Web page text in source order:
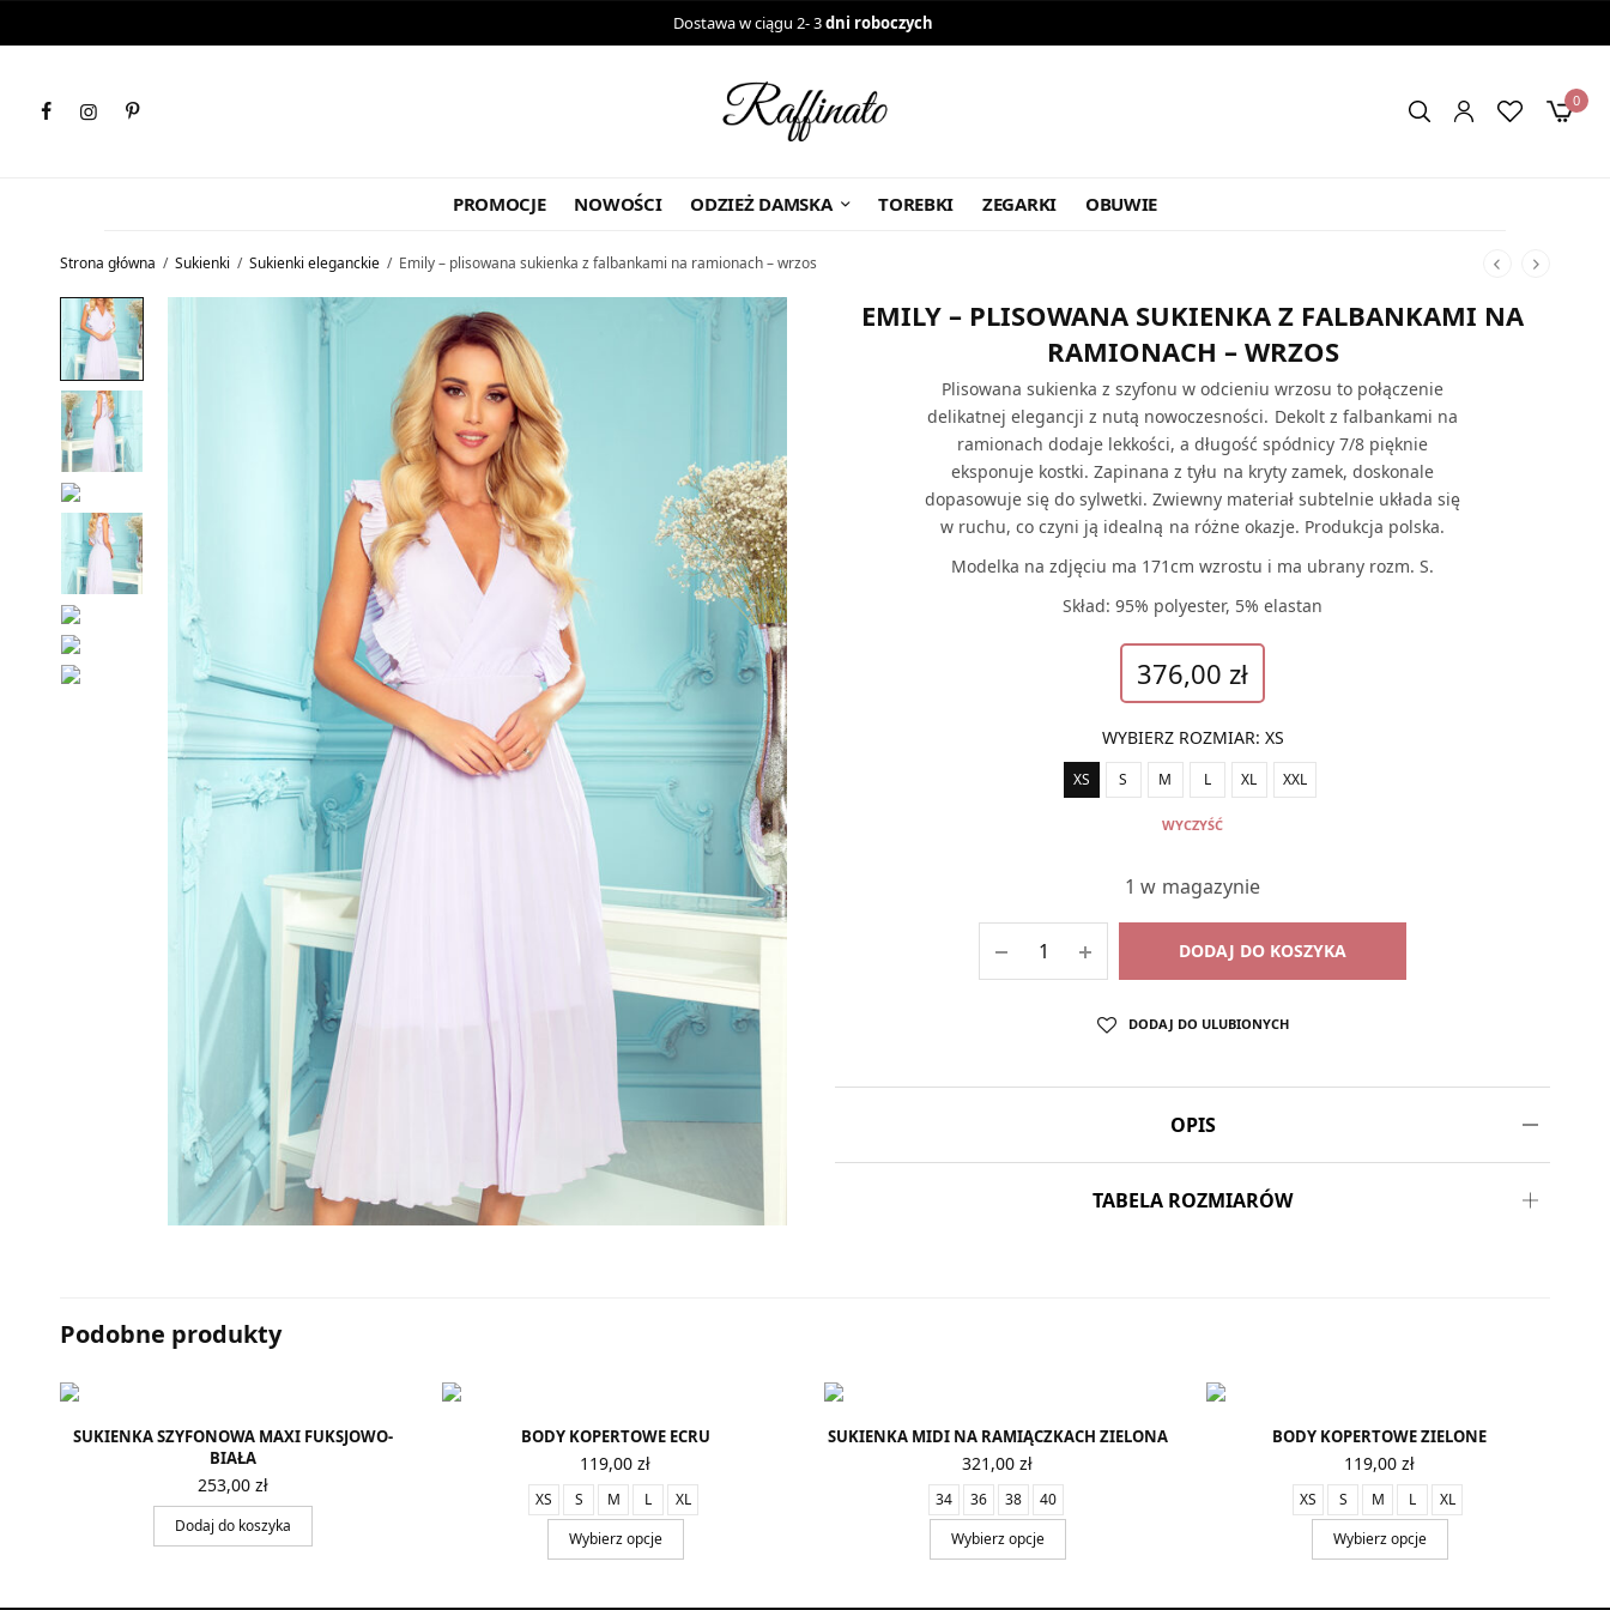
Dostawa w ciągu 2- 3dni roboczych
0
PROMOCJE NOWOŚCI ODZIEŻ DAMSKA TOREBKI ZEGARKI OBUWIE
Strona główna / Sukienki / Sukienki eleganckie / Emily – plisowana sukienka z falbankami na ramionach – wrzos
EMILY – PLISOWANA SUKIENKA Z FALBANKAMI NA
RAMIONACH – WRZOS
Plisowana sukienka z szyfonu w odcieniu wrzosu to połączenie
delikatnej elegancji z nutą nowoczesności. Dekolt z falbankami na
ramionach dodaje lekkości, a długość spódnicy 7/8 pięknie
eksponuje kostki. Zapinana z tyłu na kryty zamek, doskonale
dopasowuje się do sylwetki. Zwiewny materiał subtelnie układa się
w ruchu, co czyni ją idealną na różne okazje. Produkcja polska.
Modelka na zdjęciu ma 171cm wzrostu i ma ubrany rozm. S.
Skład: 95% polyester, 5% elastan
376,00 zł
WYBIERZ ROZMIAR: XS
XS S M L XL XXL
WYCZYŚĆ
1 w magazynie
DODAJ DO KOSZYKA
DODAJ DO ULUBIONYCH
OPIS
TABELA ROZMIARÓW
Podobne produkty
SUKIENKA SZYFONOWA MAXI FUKSJOWO-
BIAŁA
253,00 zł
Dodaj do koszyka
BODY KOPERTOWE ECRU
119,00 zł
XS S M L
XL
Wybierz opcje
SUKIENKA MIDI NA RAMIĄCZKACH ZIELONA
321,00 zł
34 36 38
40
Wybierz opcje
BODY KOPERTOWE ZIELONE
119,00 zł
XS S M L
XL
Wybierz opcje